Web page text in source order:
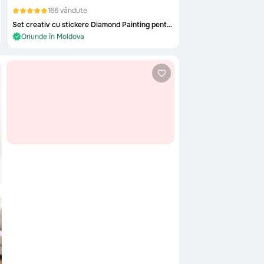
166 vândute
Set creativ cu stickere Diamond Painting pentru copii
În stoc și gata de livrare